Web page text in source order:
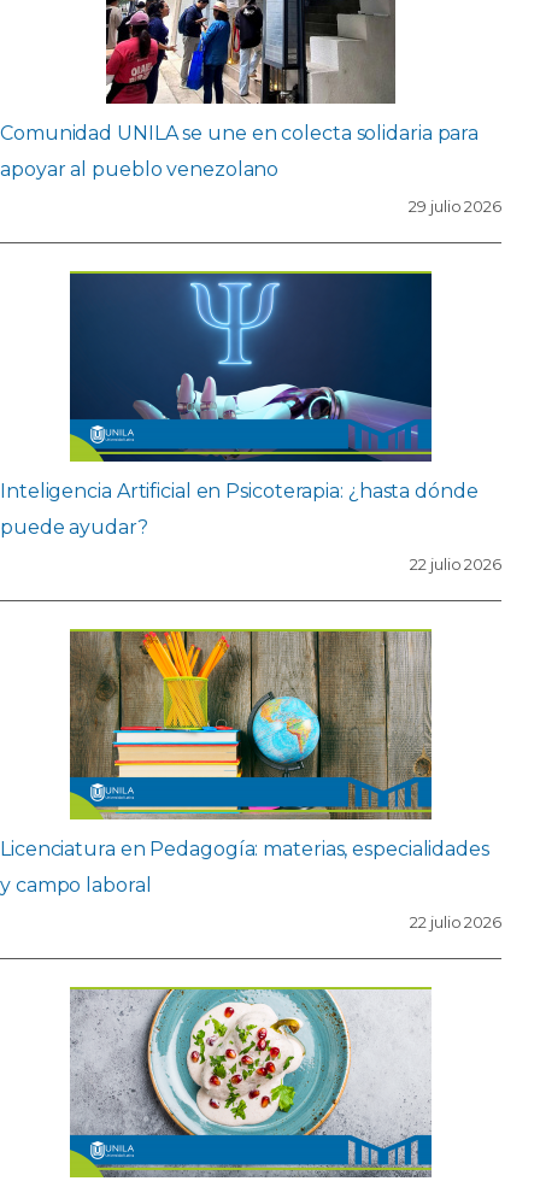
Comunidad UNILA se une en colecta solidaria para
apoyar al pueblo venezolano
29 julio 2026
Inteligencia Artificial en Psicoterapia: ¿hasta dónde
puede ayudar?
22 julio 2026
Licenciatura en Pedagogía: materias, especialidades
y campo laboral
22 julio 2026